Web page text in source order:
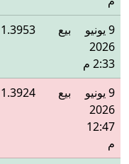
9 يونيو
2026
2:33 م
بيع 1.3953
9 يونيو
2026
12:47
م
بيع 1.3924